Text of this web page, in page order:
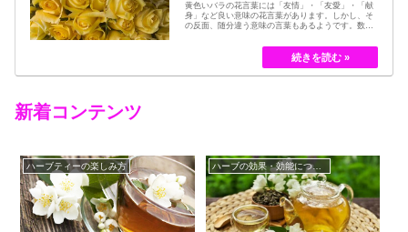
黄色いバラの花言葉には「友情」・「友愛」・「献
身」など良い意味の花言葉があります。しかし、そ
の反面、随分違う意味の言葉もあるようです。数多
ローズである「ハイブリット・ティー」の中には、
黄色のバラというのは、存在していませんでした。
しかし、フランスの園芸家ジョセフ・ペルネ＝デ…
新着コンテンツ
ハーブティーの楽しみ方 ハーブの効果・効能について